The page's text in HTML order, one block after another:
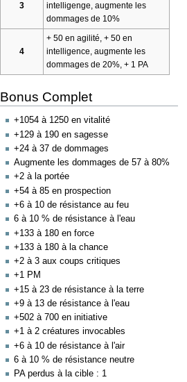
3
intelligenge, augmente les
dommages de 10%
4
+ 50 en agilité, + 50 en
intelligence, augmente les
dommages de 20%, + 1 PA
Bonus Complet
+1054 à 1250 en vitalité
+129 à 190 en sagesse
+24 à 37 de dommages
Augmente les dommages de 57 à 80%
+2 à la portée
+54 à 85 en prospection
+6 à 10 de résistance au feu
6 à 10 % de résistance à l'eau
+133 à 180 en force
+133 à 180 à la chance
+2 à 3 aux coups critiques
+1 PM
+15 à 23 de résistance à la terre
+9 à 13 de résistance à l'eau
+502 à 700 en initiative
+1 à 2 créatures invocables
+6 à 10 de résistance à l'air
6 à 10 % de résistance neutre
PA perdus à la cible : 1